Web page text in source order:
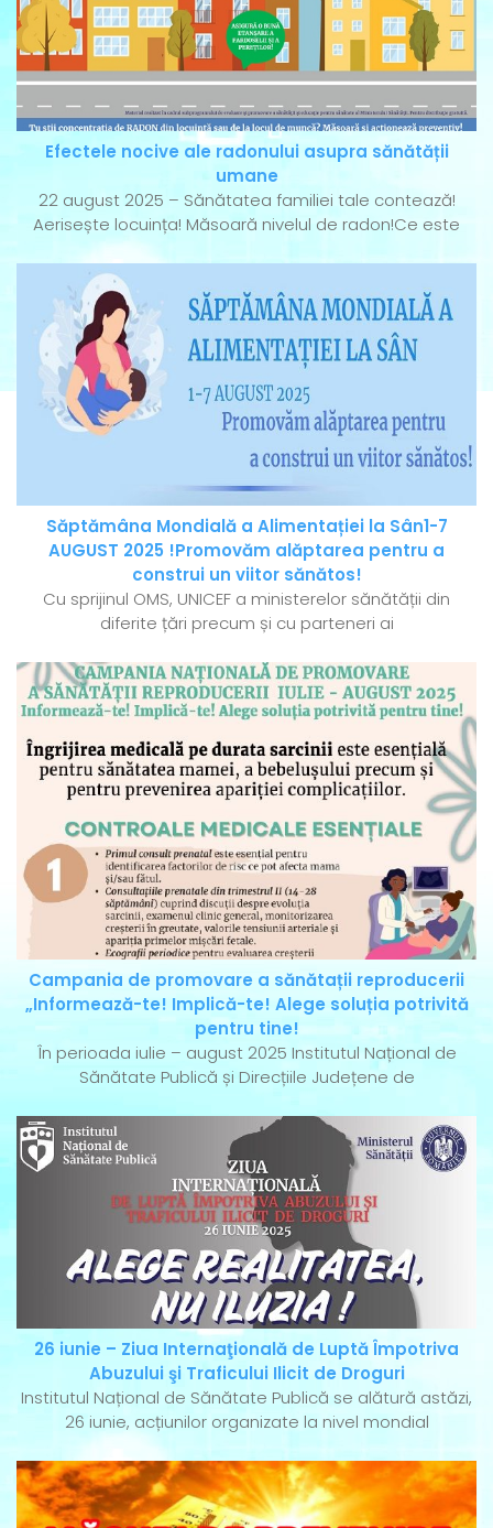
Efectele nocive ale radonului asupra sănătății
umane
22 august 2025 – Sănătatea familiei tale contează!
Aerisește locuința! Măsoară nivelul de radon!Ce este
Săptămâna Mondială a Alimentației la Sân1-7
AUGUST 2025 !Promovăm alăptarea pentru a
construi un viitor sănătos!
Cu sprijinul OMS, UNICEF a ministerelor sănătății din
diferite țări precum și cu parteneri ai
Campania de promovare a sănătații reproducerii
„Informează-te! Implică-te! Alege soluția potrivită
pentru tine!
În perioada iulie – august 2025 Institutul Național de
Sănătate Publică și Direcțiile Județene de
26 iunie – Ziua Internaţională de Luptă Împotriva
Abuzului şi Traficului Ilicit de Droguri
Institutul Național de Sănătate Publică se alătură astăzi,
26 iunie, acțiunilor organizate la nivel mondial